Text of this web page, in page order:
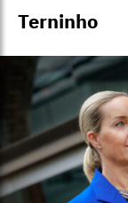
Terninho